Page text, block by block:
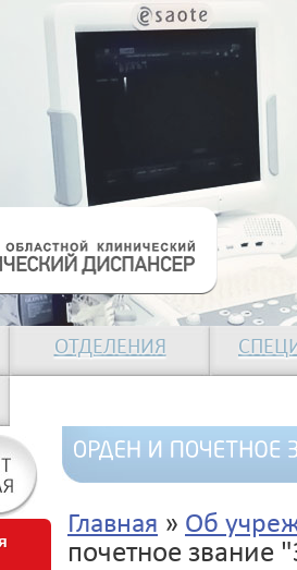
ОТДЕЛЕНИЯ
Главная » Об
почетное звание